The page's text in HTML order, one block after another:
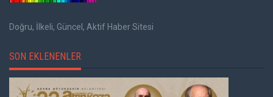
Doğru, İlkeli, Güncel, Aktif Haber Sitesi
SON EKLENENLER